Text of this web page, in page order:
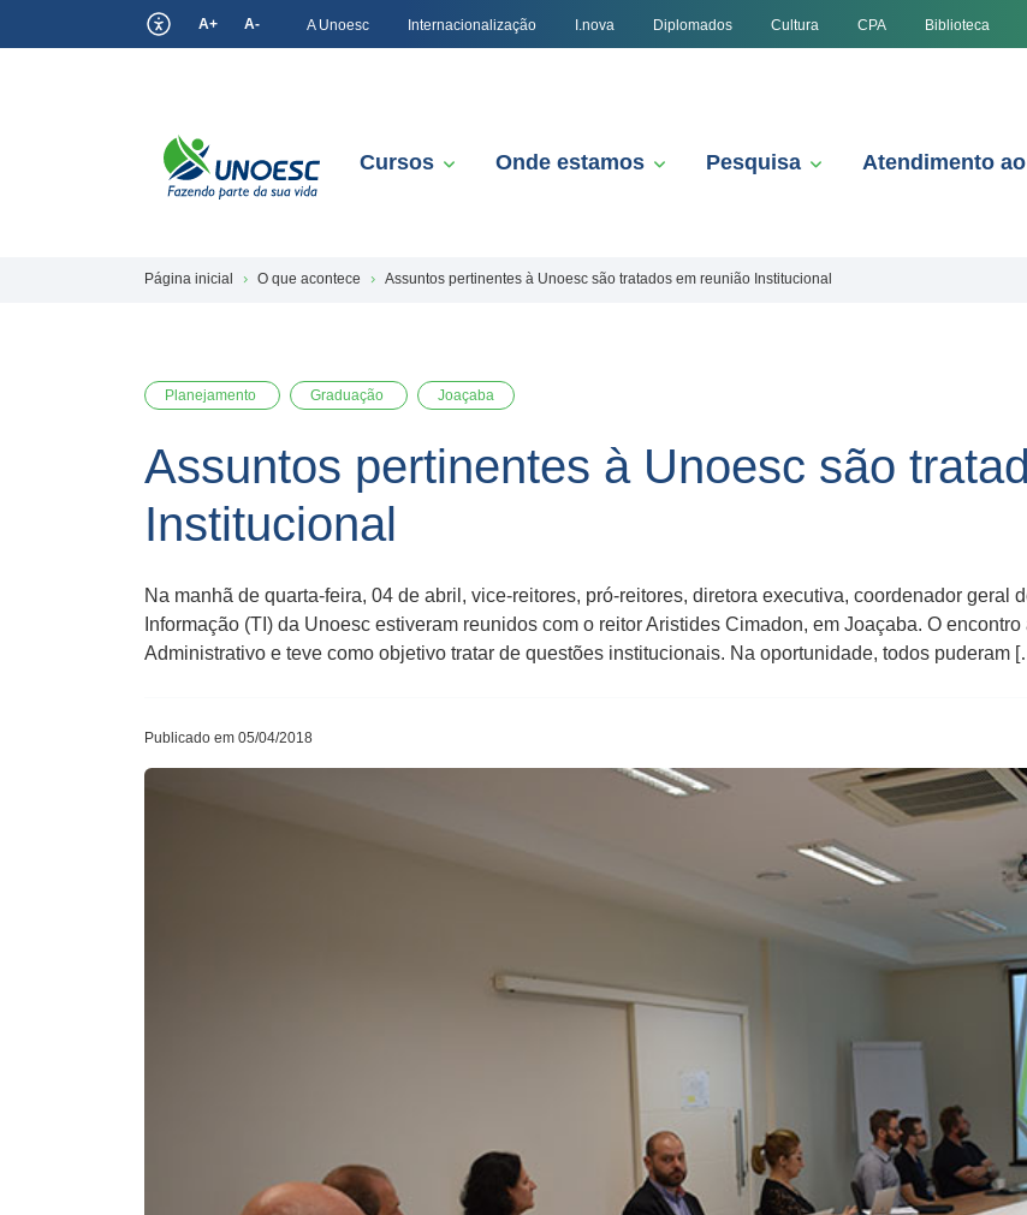
A+ A- A Unoesc Internacionalização I.nova Diplomados Cultura CPA Biblioteca
Cursos Onde estamos Pesquisa Atendimento
Página inicial O que acontece Assuntos pertinentes à Unoesc são tratados em reunião Institucional
Planejamento Graduação Joaçaba
Assuntos pertinentes à Unoesc são
Institucional
Na manhã de quarta-feira, 04 de abril, vice-reitores, pró-reitores, diretora executiva, coordenador geral
Informação (TI) da Unoesc estiveram reunidos com o reitor Aristides Cimadon, em Joaçaba. O
Administrativo e teve como objetivo tratar de questões institucionais. Na oportunidade, todos puderam
Publicado em 05/04/2018